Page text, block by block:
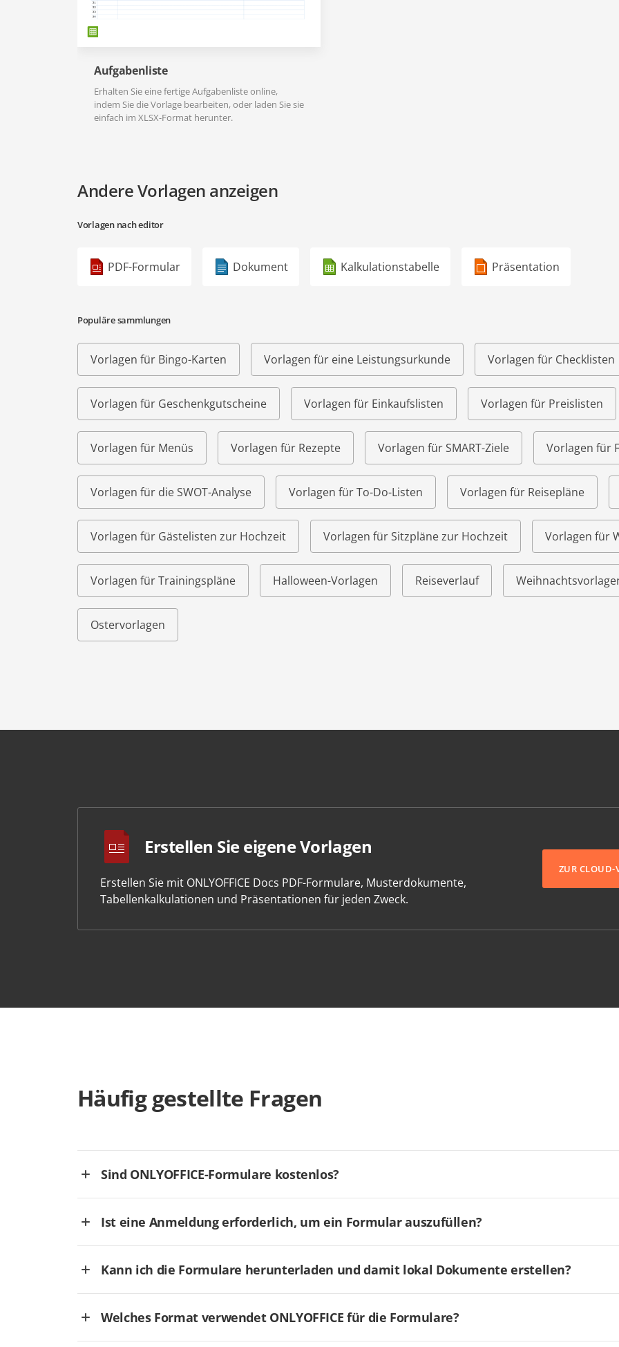
Aufgabenliste
Erhalten Sie eine fertige Aufgabenliste online,
indem Sie die Vorlage bearbeiten, oder laden Sie sie
einfach im XLSX-Format herunter.
Andere Vorlagen anzeigen
Vorlagen nach editor
PDF-Formular Dokument Kalkulationstabelle Präsentation
Populäre sammlungen
Vorlagen für Bingo-Karten Vorlagen für eine Leistungsurkunde Vorlagen für Checklisten
Vorlagen für Geschenkgutscheine Vorlagen für Einkaufslisten Vorlagen für Preislisten
Vorlagen für Menüs Vorlagen für Rezepte Vorlagen für SMART-Ziele Vorlagen für
Vorlagen für die SWOT-Analyse Vorlagen für To-Do-Listen Vorlagen für Reisepläne
Vorlagen für Gästelisten zur Hochzeit Vorlagen für Sitzpläne zur Hochzeit Vorlagen für
Vorlagen für Trainingspläne Halloween-Vorlagen Reiseverlauf
Ostervorlagen
Erstellen Sie eigene Vorlagen
Erstellen Sie mit ONLYOFFICE Docs PDF-Formulare, Musterdokumente,
Tabellenkalkulationen und Präsentationen für jeden Zweck.
ZUR CLOUD-
Häufig gestellte Fragen
Sind ONLYOFFICE-Formulare kostenlos?
Ist eine Anmeldung erforderlich, um ein Formular auszufüllen?
Kann ich die Formulare herunterladen und damit lokal Dokumente erstellen?
Welches Format verwendet ONLYOFFICE für die Formulare?